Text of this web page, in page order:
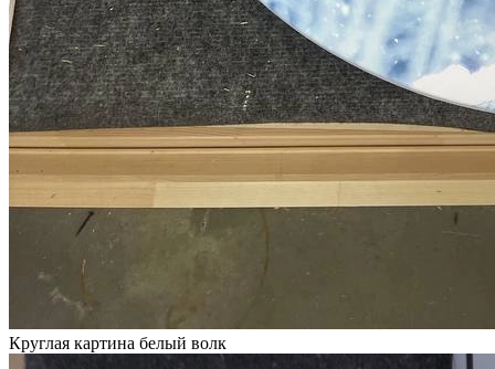
Круглая картина белый волк